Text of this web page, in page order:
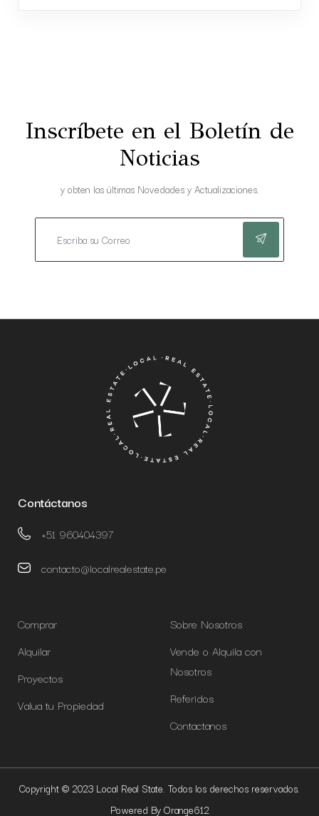
Inscríbete en el Boletín de
Noticias
y obten las últimas Novedades y Actualizaciones.
Contáctanos
+51 960404397
contacto@localrealestate.pe
Comprar
Alquilar
Proyectos
Valua tu Propiedad
Sobre Nosotros
Vende o Alquila con
Nosotros
Referidos
Contactanos
Copyright © 2023 Local Real State. Todos los derechos reservados.
Powered By Orange612